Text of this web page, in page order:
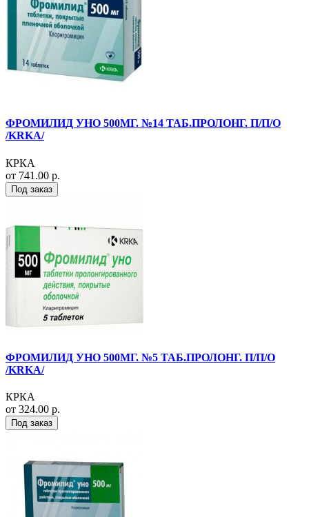
ФРОМИЛИД УНО 500МГ. №14 ТАБ.ПРОЛОНГ. П/П/О
/KRKA/
КРКА
от 741.00 р.
Под заказ
ФРОМИЛИД УНО 500МГ. №5 ТАБ.ПРОЛОНГ. П/П/О
/KRKA/
КРКА
от 324.00 р.
Под заказ